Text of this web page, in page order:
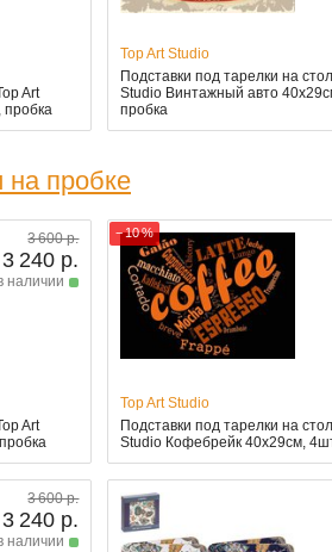
Art
пробка
Top Art Studio
Подставки под тарелки на
Studio Винтажный авто
пробка
на пробке
3 600 р.
3 240 р.
наличии
Art
− 10 %
Top Art Studio
Подставки под тарелки на
Studio Кофебрейк 40x29см,
3 600 р.
3 240 р.
наличии